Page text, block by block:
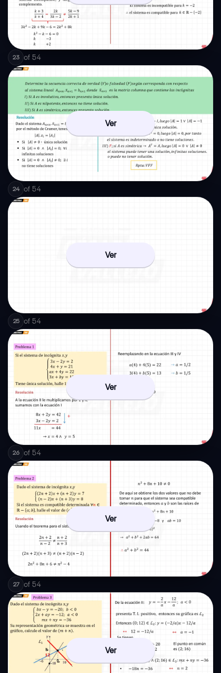
23 of 54
Ver
24 of 54
Ver
25 of 54
Ver
26 of 54
Ver
27 of 54
Ver